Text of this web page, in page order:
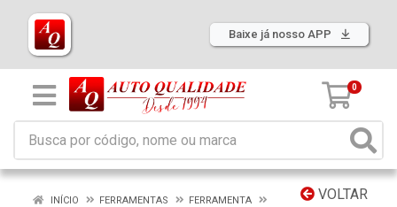
Baixe já nosso APP
0
VOLTAR
INÍCIO FERRAMENTAS
FERRAMENTA